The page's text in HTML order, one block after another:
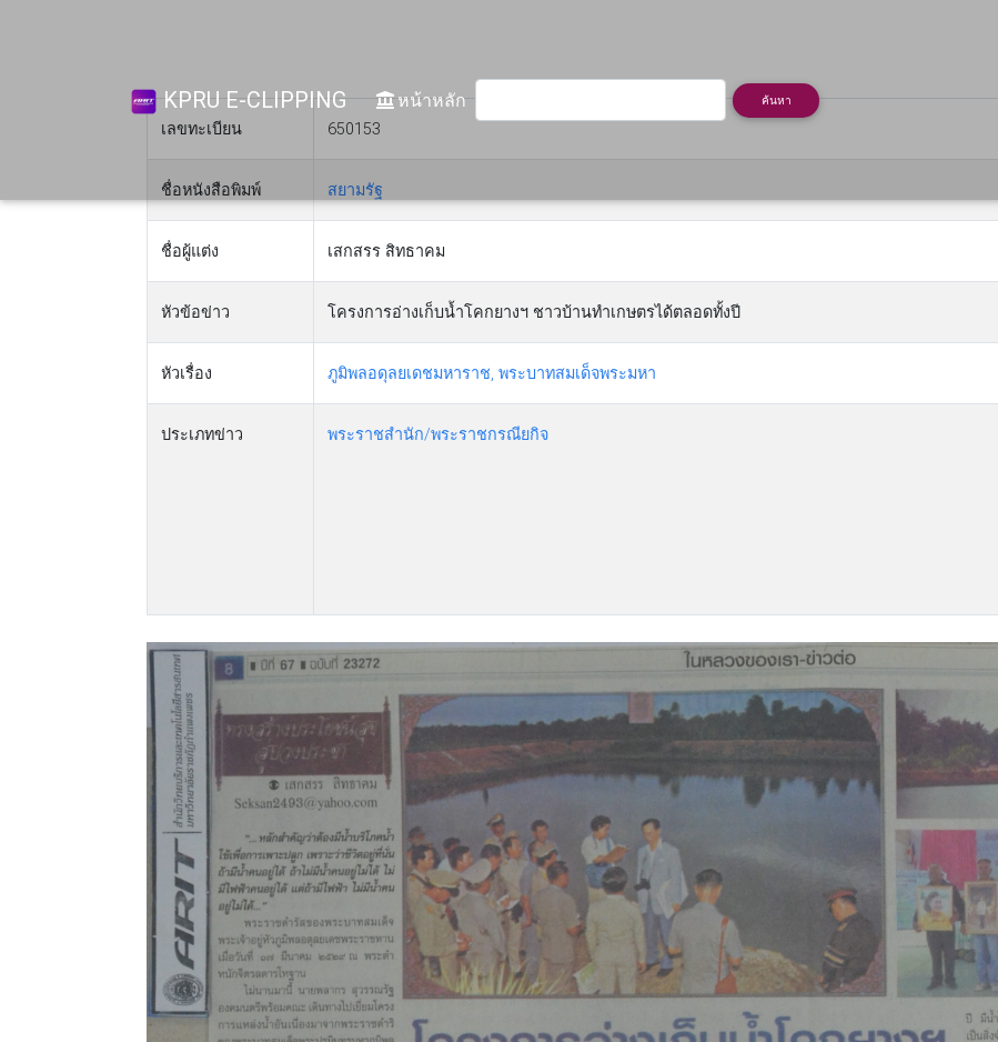
KPRU E-CLIPPING หน้าหลัก ค้นหา
เลขทะเบียน 650153
ชื่อหนังสือพิมพ์ สยามรัฐ
ชื่อผู้แต่ง เสกสรร สิทธาคม
หัวข้อข่าว โครงการอ่างเก็บน้ำโคกยางฯ ชาวบ้านทำเกษตรได้ตลอดทั้งปี
หัวเรื่อง ภูมิพลอดุลยเดชมหาราช, พระบาทสมเด็จพระมหา
ประเภทข่าว พระราชสำนัก/พระราชกรณียกิจ